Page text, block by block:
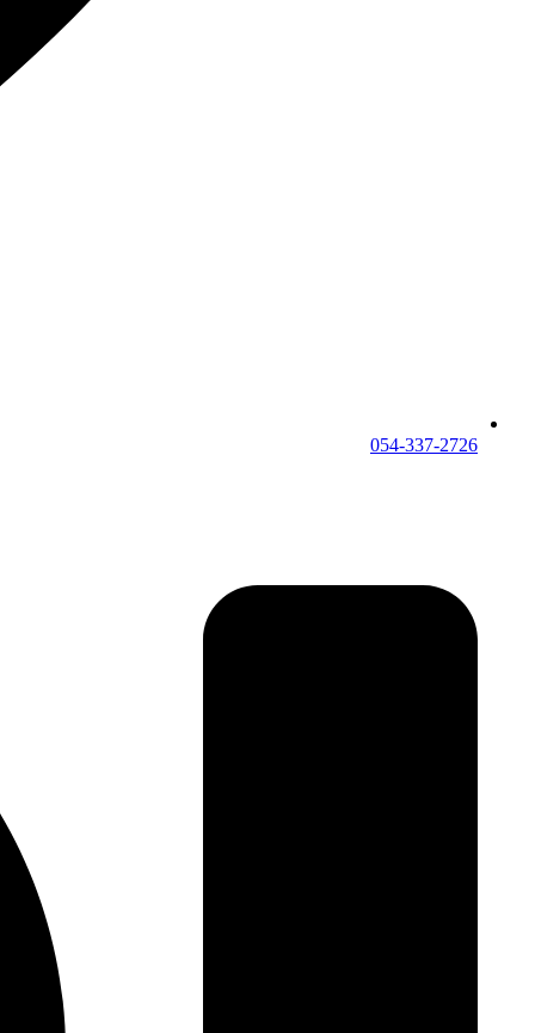
054-337-2726⁩